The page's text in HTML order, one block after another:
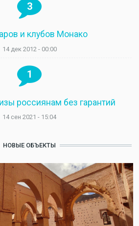
3
и клубов Монако
14 дек 2012 - 00:00
1
россиянам без гарантий
14 сен 2021 - 15:04
НОВЫЕ ОБЪЕКТЫ